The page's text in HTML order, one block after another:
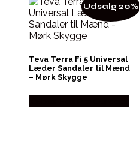
Udsalg 20%
Teva Terra Fi 5 Universal
Læder Sandaler til Mænd
– Mørk Skygge